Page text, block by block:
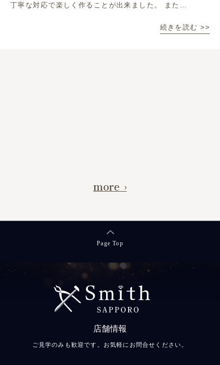
丁寧な対応で楽しく作ることが出来ました。 また…
続きを読む >>
more
Page Top
店舗情報
ご見学のみも歓迎です。お気軽にお問合せください。